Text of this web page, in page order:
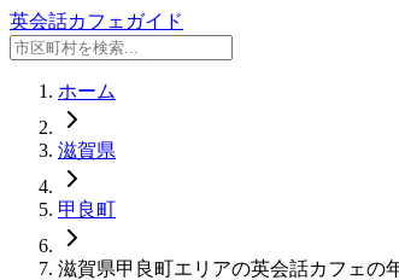
英会話カフェガイド
ホーム
滋賀県
甲良町
滋賀県甲良町エリアの英会話カフェの